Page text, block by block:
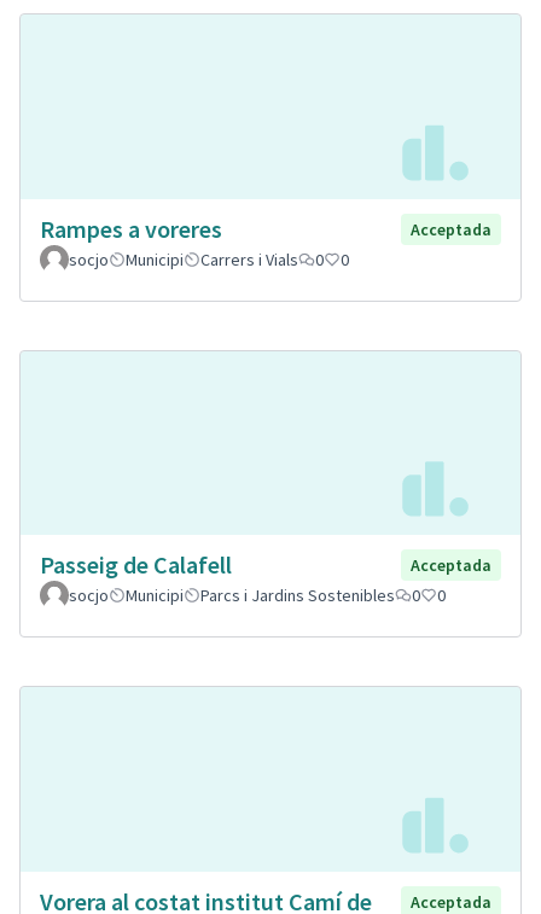
Rampes a voreres
Acceptada
socjo
Municipi Carrers i Vials 0 0
Passeig de Calafell
Acceptada
socjo
Municipi Parcs i Jardins Sostenibles 0 0
Vorera al costat institut Camí de
Acceptada